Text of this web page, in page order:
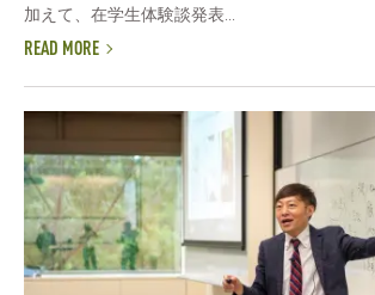
加えて、在学生体験談発表...
READ MORE